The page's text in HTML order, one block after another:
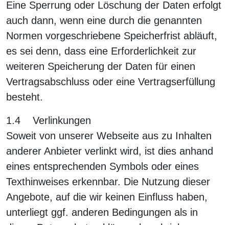
Eine Sperrung oder Löschung der Daten erfolgt
auch dann, wenn eine durch die genannten
Normen vorgeschriebene Speicherfrist abläuft,
es sei denn, dass eine Erforderlichkeit zur
weiteren Speicherung der Daten für einen
Vertragsabschluss oder eine Vertragserfüllung
besteht.
1.4 Verlinkungen
Soweit von unserer Webseite aus zu Inhalten
anderer Anbieter verlinkt wird, ist dies anhand
eines entsprechenden Symbols oder eines
Texthinweises erkennbar. Die Nutzung dieser
Angebote, auf die wir keinen Einfluss haben,
unterliegt ggf. anderen Bedingungen als in